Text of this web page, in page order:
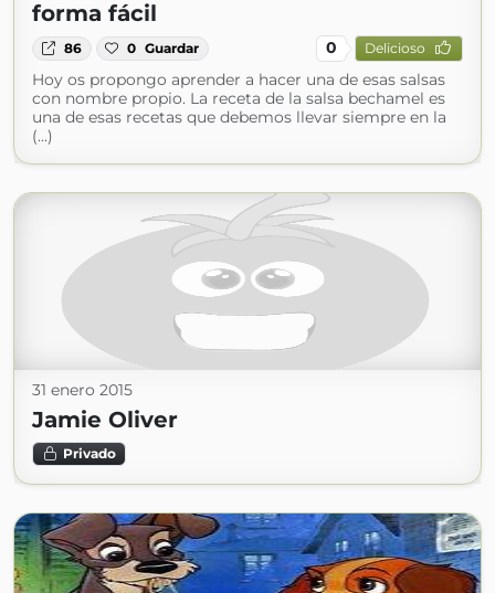
forma fácil
86 0 Guardar 0 Delicioso
Hoy os propongo aprender a hacer una de esas salsas
con nombre propio. La receta de la salsa bechamel es
una de esas recetas que debemos llevar siempre en la
(...)
31 enero 2015
Jamie Oliver
Privado